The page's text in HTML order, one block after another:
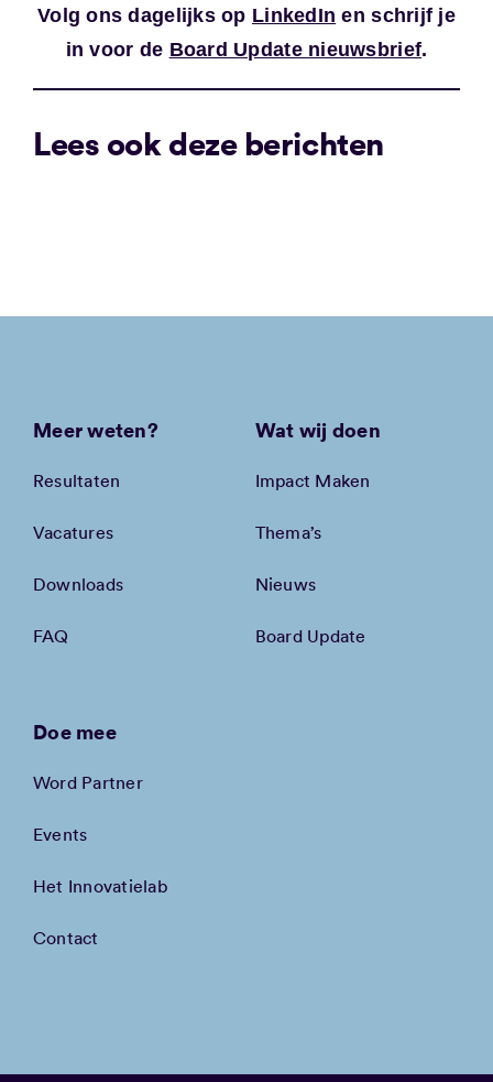
Volg ons dagelijks op LinkedIn en schrijf je
in voor de Board Update nieuwsbrief.
Lees ook deze berichten
Meer weten?
Resultaten
Vacatures
Downloads
FAQ
Wat wij doen
Impact Maken
Thema’s
Nieuws
Board Update
Doe mee
Word Partner
Events
Het Innovatielab
Contact